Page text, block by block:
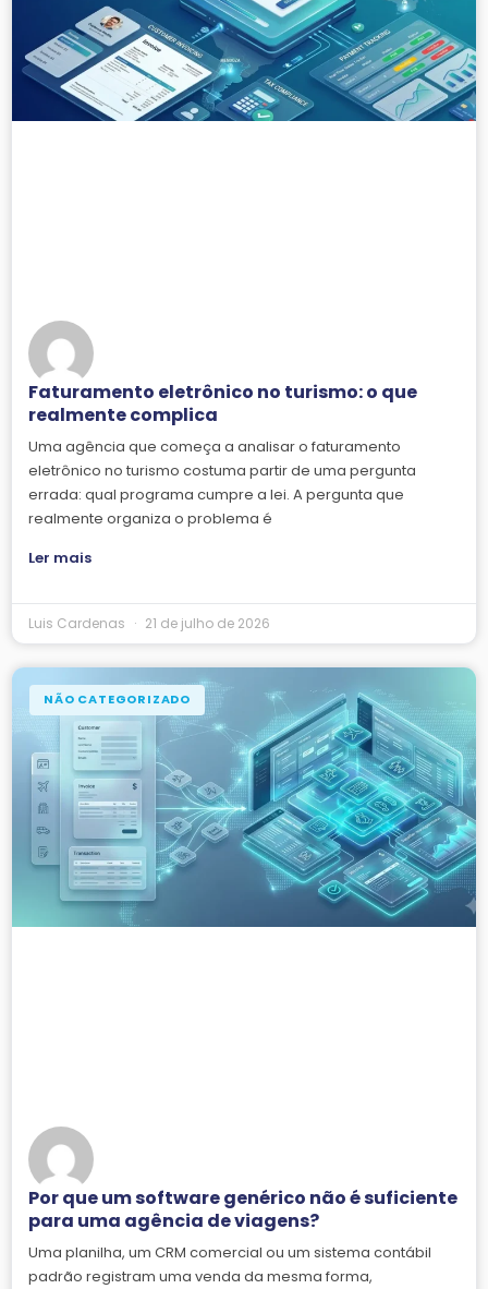
Faturamento eletrônico no turismo: o que
realmente complica
Uma agência que começa a analisar o faturamento
eletrônico no turismo costuma partir de uma pergunta
errada: qual programa cumpre a lei. A pergunta que
realmente organiza o problema é
Ler mais
Luis Cardenas 21 de julho de 2026
NÃO CATEGORIZADO
Por que um software genérico não é suficiente
para uma agência de viagens?
Uma planilha, um CRM comercial ou um sistema contábil
padrão registram uma venda da mesma forma,